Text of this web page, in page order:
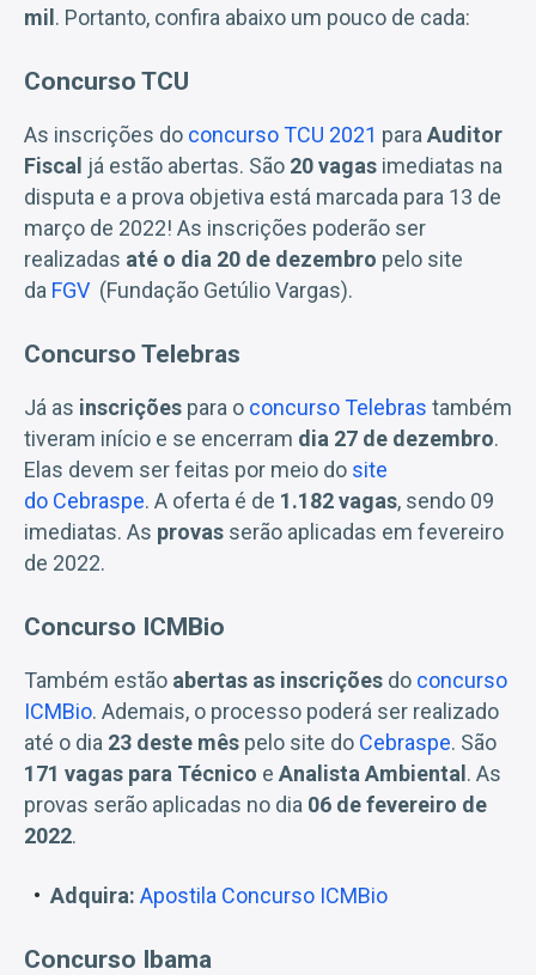
mil . Portanto, confira abaixo um pouco de cada:
Concurso TCU
As inscrições do concurso TCU 2021 para Auditor
Fiscal já estão abertas. São 20 vagas imediatas na
disputa e a prova objetiva está marcada para 13 de
março de 2022! As inscrições poderão ser
realizadas até o dia 20 de dezembro pelo site
da FGV (Fundação Getúlio Vargas).
Concurso Telebras
Já as inscrições para o concurso Telebras também
tiveram início e se encerram dia 27 de dezembro.
Elas devem ser feitas por meio do site
do Cebraspe. A oferta é de 1.182 vagas, sendo 09
imediatas. As provas serão aplicadas em fevereiro
de 2022.
Concurso ICMBio
Também estão abertas as inscrições do concurso
ICMBio. Ademais, o processo poderá ser realizado
até o dia 23 deste mês pelo site do Cebraspe. São
171 vagas para Técnico e Analista Ambiental . As
provas serão aplicadas no dia 06 de fevereiro de
2022.
Adquira: Apostila Concurso ICMBio
Concurso Ibama